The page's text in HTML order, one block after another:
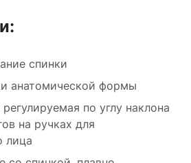
спинки
анатомической формы
по углу наклона
на ручках для
лица